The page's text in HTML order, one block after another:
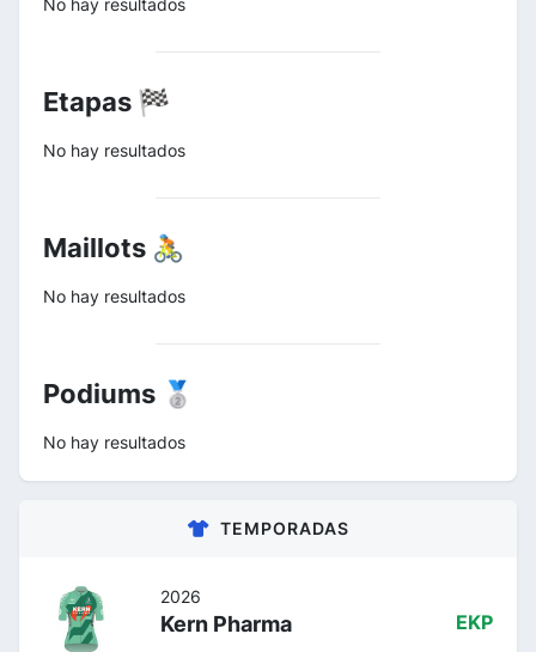
Etapas 🏁
No hay resultados
Maillots 🚴
No hay resultados
Podiums 🥈
No hay resultados
TEMPORADAS
2026
Kern Pharma EKP